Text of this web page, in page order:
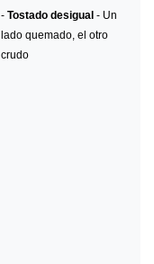
- Tostado desigual - Un
lado quemado, el otro
crudo